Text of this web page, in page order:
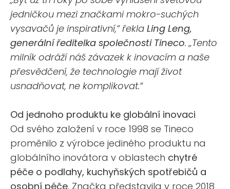
jedničkou mezi značkami mokro-suchých
vysavačů je inspirativní,“ řekla Ling Leng,
generální ředitelka společnosti Tineco. „Tento
milník odráží náš závazek k inovacím a naše
přesvědčení, že technologie mají život
usnadňovat, ne komplikovat.“
Od jednoho produktu ke globální inovaci
Od svého založení v roce 1998 se Tineco
proměnilo z výrobce jediného produktu na
globálního inovátora v oblastech chytré
péče o podlahy, kuchyňských spotřebičů a
osobní péče. Značka představila v roce 2018